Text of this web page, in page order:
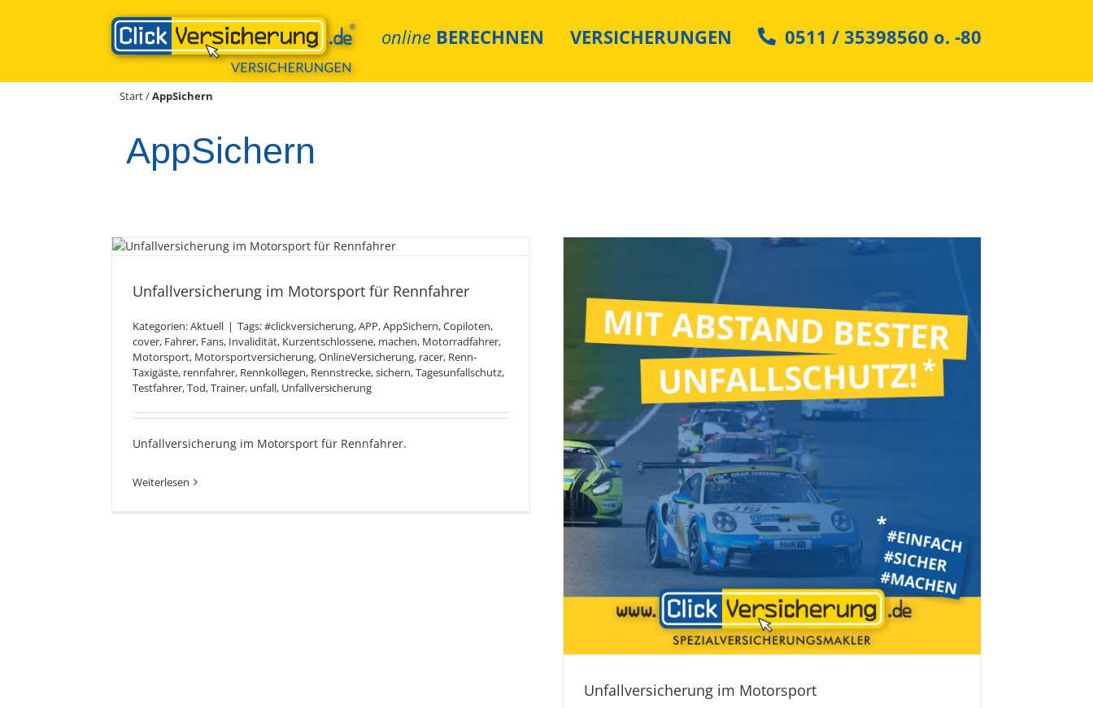
online BERECHNEN VERSICHERUNGEN 0511 / 35398560 o. -80
Start/AppSichern
AppSichern
Rennfahrer
Unfallversicherung im Motorsport für Rennfahrer
Kategorien:Aktuell | Tags:#clickversicherung,APP,AppSichern,Copiloten,
cover, Fahrer, Fans, Invalidität, Kurzentschlossene, machen, Motorradfahrer,
Motorsport, Motorsportversicherung,OnlineVersicherung, racer, Renn-
Taxigäste, rennfahrer, Rennkollegen, Rennstrecke,sichern,Tagesunfallschutz,
Testfahrer,Tod,Trainer, unfall, Unfallversicherung
Unfallversicherung im Motorsport für Rennfahrer.
Weiterlesen
Unfallversicherung im Motorsport